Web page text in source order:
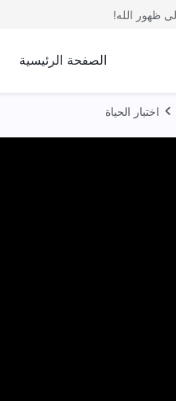
ظهور الله!
الصفحة الرئيسية
اختبار الحياة